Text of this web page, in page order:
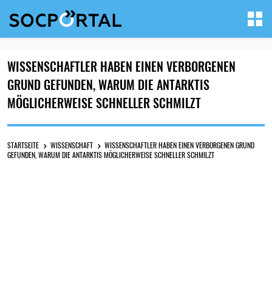
WISSENSCHAFTLER HABEN EINEN VERBORGENEN
GRUND GEFUNDEN, WARUM DIE ANTARKTIS
MÖGLICHERWEISE SCHNELLER SCHMILZT
STARTSEITE WISSENSCHAFT
WISSENSCHAFTLER HABEN EINEN VERBORGENEN GRUND
GEFUNDEN, WARUM DIE ANTARKTIS MÖGLICHERWEISE SCHNELLER SCHMILZT